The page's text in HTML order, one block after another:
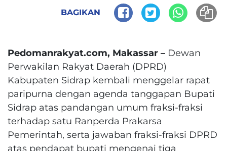
BAGIKAN
Pedomanrakyat.com, Makassar – Dewan
Perwakilan Rakyat Daerah (DPRD)
Kabupaten Sidrap kembali menggelar rapat
paripurna dengan agenda tanggapan Bupati
Sidrap atas pandangan umum fraksi-fraksi
terhadap satu Ranperda Prakarsa
Pemerintah, serta jawaban fraksi-fraksi DPRD
atas pendapat bupati mengenai tiga